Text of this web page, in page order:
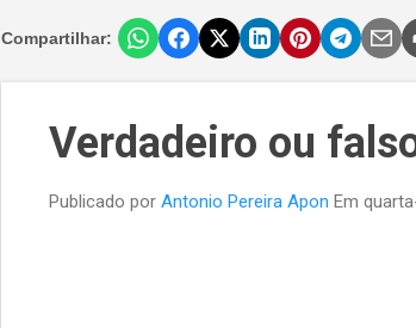
Compartilhar:
Verdadeiro ou
Publicado por Antonio Pereira Apon Em